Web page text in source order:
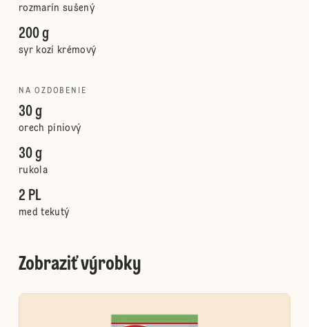
rozmarín sušený
200 g
syr kozí krémový
NA OZDOBENIE
30 g
orech píniový
30 g
rukola
2 PL
med tekutý
Zobraziť výrobky